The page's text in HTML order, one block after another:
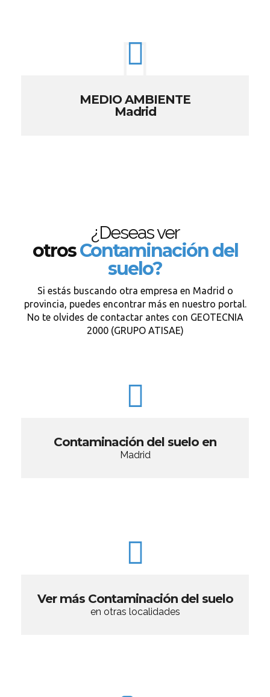
MEDIO AMBIENTE
Madrid
¿Deseas ver
otrosContaminación del
suelo?
Si estás buscando otra empresa en Madrid o
provincia, puedes encontrar más en nuestro portal.
No te olvides de contactar antes con GEOTECNIA
2000 (GRUPO ATISAE)
Contaminación del suelo en
Madrid
Ver más Contaminación del suelo
en otras localidades